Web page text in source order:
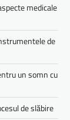
medicale
de
un somn cu
de slăbire